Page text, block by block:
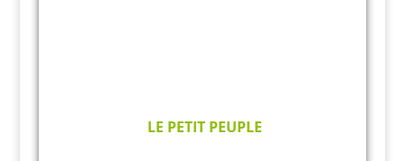
LE PETIT PEUPLE